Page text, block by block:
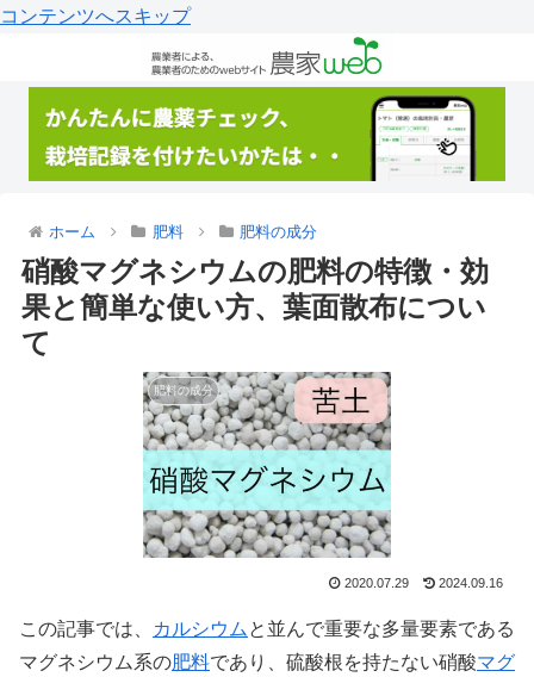
コンテンツへスキップ
ホーム 肥料 肥料の成分
硝酸マグネシウムの肥料の特徴・効
果と簡単な使い方、葉面散布につい
て
肥料の成分
2020.07.29 2024.09.16
この記事では、 カルシウム と並んで重要な多量要素である
マグネシウム系の肥料であり、硫酸根を持たない硝酸マグ